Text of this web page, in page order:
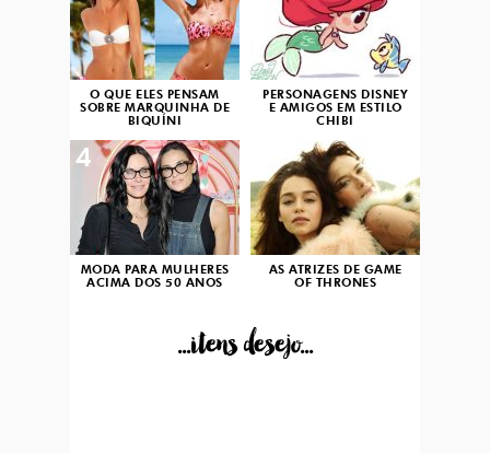
O QUE ELES PENSAM
SOBRE MARQUINHA DE
BIQUÍNI
PERSONAGENS DISNEY
E AMIGOS EM ESTILO
CHIBI
MODA PARA MULHERES
ACIMA DOS 50 ANOS
4
AS ATRIZES DE GAME
OF THRONES
...itens desejo...